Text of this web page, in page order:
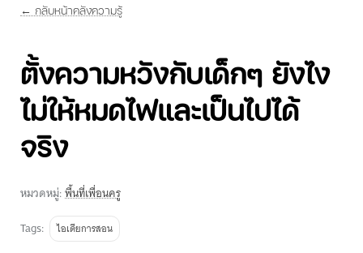
← กลับหน้าคลังความรู้
ตั้งความหวังกับเด็กๆ ยังไง
ไม่ให้หมดไฟและเป็นไปได้
จริง
หมวดหมู่:พื้นที่เพื่อนครู
Tags:
ไอเดียการสอน